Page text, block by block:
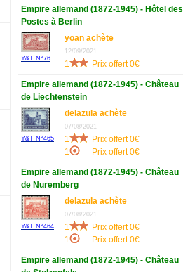
Empire allemand (1872-1945) - Hôtel des
Postes à Berlin
Y&T N°76
yoan achète
12/09/2021
1 Prix offert 0€
Empire allemand (1872-1945) - Château
de Liechtenstein
Y&T N°465
delazula achète
07/08/2021
1
Prix offert 0€
1
Prix offert 0€
Empire allemand (1872-1945) - Château
de Nuremberg
Y&T N°464
delazula achète
07/08/2021
1
Prix offert 0€
1
Prix offert 0€
Empire allemand (1872-1945) - Château